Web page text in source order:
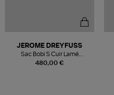
480,00 €
JEROME DREYFUSS
Sac Bobi S Cuir Lamé
Champagne